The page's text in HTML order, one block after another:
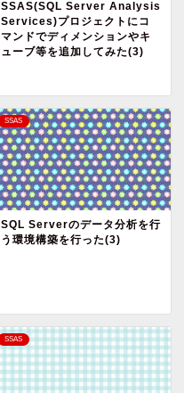
SSAS(SQL Server Analysis
Services)プロジェクトにコ
マンドでディメンションやキ
ューブ等を追加してみた(3)
SSAS
SQL Serverのデータ分析を行
う環境構築を行った(3)
SSAS